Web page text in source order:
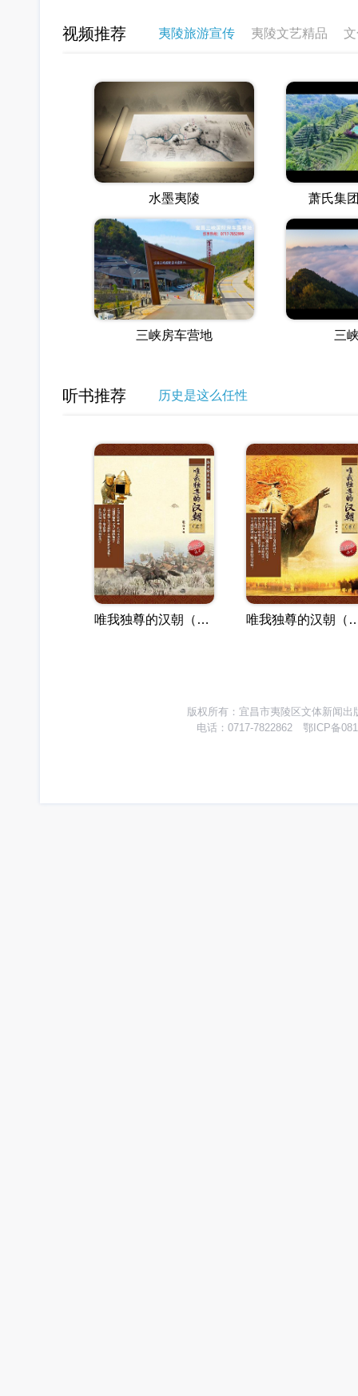
视频推荐 夷陵旅游宣传 夷陵文艺精品
水墨夷陵 萧氏集
三峡房车营地 三
听书推荐 历史是这么任性
唯我独尊的汉朝（上） 唯我独尊的
版权所有：宜昌市夷陵区文体新闻
电话：0717-7822862 鄂ICP备